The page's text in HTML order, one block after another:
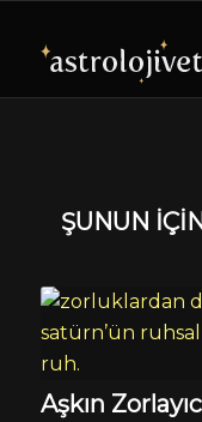
ŞUNUN
Aşkın